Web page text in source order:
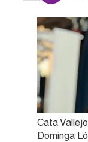
Cata
Dominga